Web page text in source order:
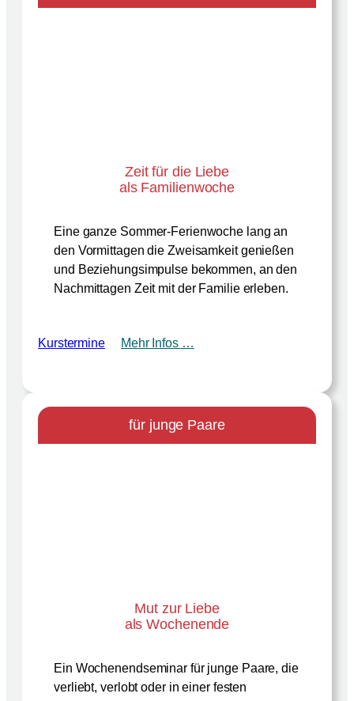
Zeit für die Liebe
als Familienwoche
Eine ganze Sommer-Ferienwoche lang an
den Vormittagen die Zweisamkeit genießen
und Beziehungsimpulse bekommen, an den
Nachmittagen Zeit mit der Familie erleben.
Kurstermine Mehr Infos …
für junge Paare
Mut zur Liebe
als Wochenende
Ein Wochenendseminar für junge Paare, die
verliebt, verlobt oder in einer festen